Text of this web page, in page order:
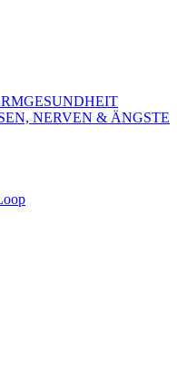
NERVEN & ÄNGSTE